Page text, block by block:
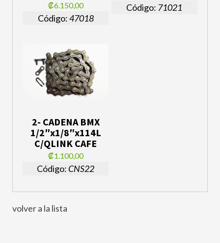
₡6.150,00
Código:47018
Código: 71021
2- CADENA BMX
1/2″x1/8″x114L
C/QLINK CAFE
₡1.100,00
Código: CNS22
volver a la lista